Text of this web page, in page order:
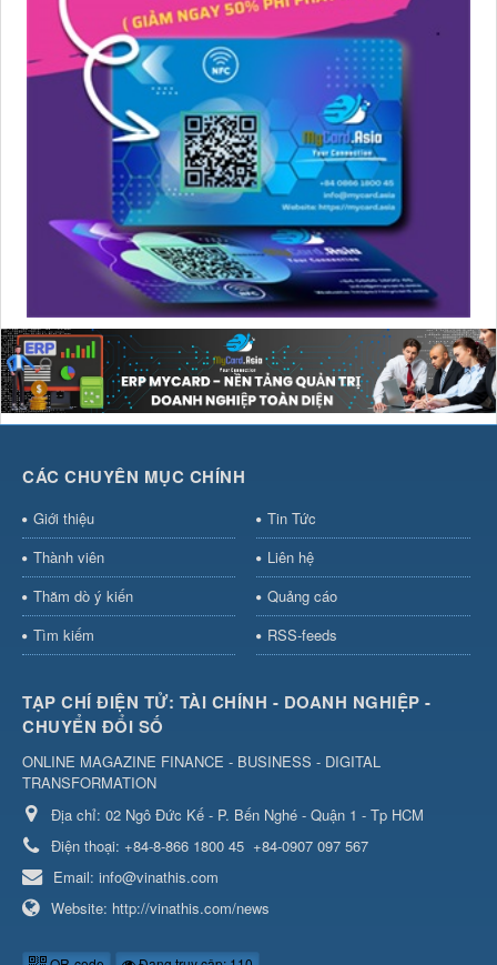
CÁC CHUYÊN MỤC CHÍNH
Giới thiệu
Tin Tức
Thành viên
Liên hệ
Thăm dò ý kiến
Quảng cáo
Tìm kiếm
RSS-feeds
TẠP CHÍ ĐIỆN TỬ: TÀI CHÍNH - DOANH NGHIỆP -
CHUYỂN ĐỔI SỐ
ONLINE MAGAZINE FINANCE - BUSINESS - DIGITAL
TRANSFORMATION
Địa chỉ: 02 Ngô Đức Kế - P. Bến Nghé - Quận 1 - Tp HCM
Điện thoại: +84-8-866 1800 45 +84-0907 097 567
Email: info@vinathis.com
Website: http://vinathis.com/news